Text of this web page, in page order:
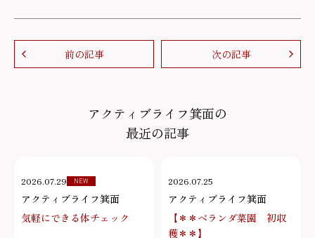
前の記事 次の記事
アクティブライフ箕面の
最近の記事
2026.07.29 NEW
アクティブライフ箕面
気軽にできる体チェック
2026.07.25
アクティブライフ箕面
【＊＊ベランダ菜園 初収
穫＊＊】